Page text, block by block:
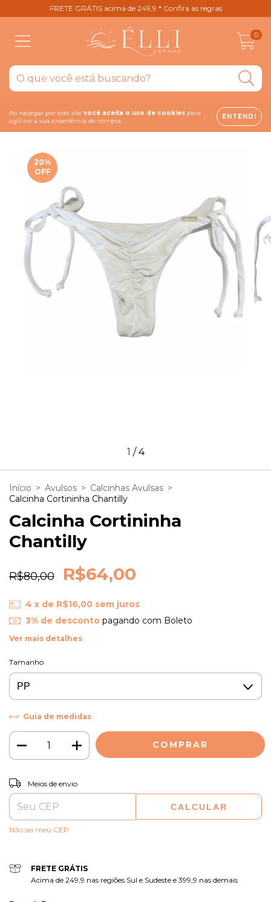
FRETE GRÁTIS acima de 249,9 * Confira as regras
0
Ao navegar por este site você aceita o uso de cookies para
agilizar a sua experiência de compra.
ENTENDI
20%
OFF
1 /4
Início > Avulsos > Calcinhas Avulsas >
Calcinha Cortininha Chantilly
Calcinha Cortininha
Chantilly
R$80,00 R$64,00
4 x de R$16,00 sem juros
3% de descontopagando com Boleto
Ver mais detalhes
Tamanho
Guia de medidas
Entregas para o CEP:
Meios de envio
CALCULAR
Não sei meu CEP
FRETE GRÁTIS
Acima de 249,9 nas regiões Sul e Sudeste e 399,9 nas demais